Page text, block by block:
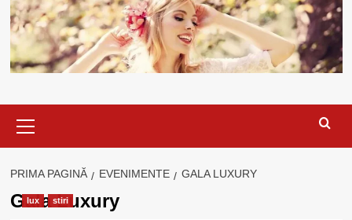
principal
PRIMA PAGINĂ EVENIMENTE GALA LUXURY
Gala Luxury
lux stiri